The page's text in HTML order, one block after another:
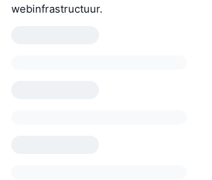
webinfrastructuur.